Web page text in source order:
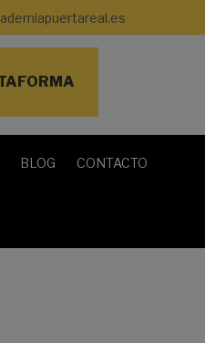
BLOG CONTACTO